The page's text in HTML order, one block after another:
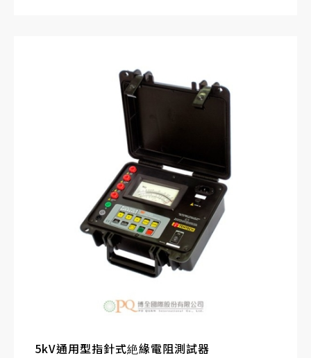
5kV通用型指針式絶緣電阻測試器